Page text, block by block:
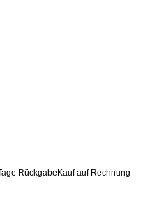
Rückgabe Kauf auf Rechnung